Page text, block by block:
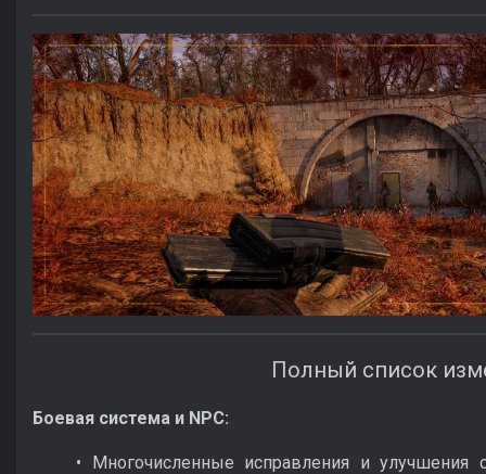
Полный список
Боевая система и NPC:
• Многочисленные исправления и